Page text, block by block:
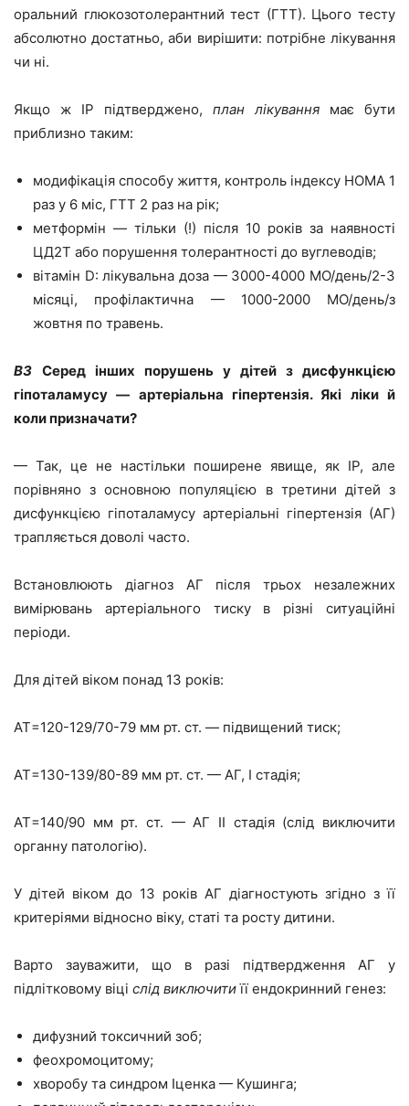
оральний глюкозотолерантний тест (ГТТ). Цього тесту
абсолютно достатньо, аби вирішити: потрібне лікування
чи ні.
Якщо ж ІР підтверджено, план лікування має бути
приблизно таким:
модифікація способу життя, контроль індексу НОМА 1
раз у 6 міс, ГТТ 2 раз на рік;
метформін — тільки (!) після 10 років за наявності
ЦД2Т або порушення толерантності до вуглеводів;
вітамін D: лікувальна доза — 3000-4000 МО/день/2-3
місяці, профілактична — 1000-2000 МО/день/з
жовтня по травень.
ВЗ Серед інших порушень у дітей з дисфункцією
гіпоталамусу — артеріальна гіпертензія. Які ліки й
коли призначати?
— Так, це не настільки поширене явище, як ІР, але
порівняно з основною популяцією в третини дітей з
дисфункцією гіпоталамусу артеріальні гіпертензія (АГ)
трапляється доволі часто.
Встановлюють діагноз АГ після трьох незалежних
вимірювань артеріального тиску в різні ситуаційні
періоди.
Для дітей віком понад 13 років:
АТ=120-129/70-79 мм рт. ст. — підвищений тиск;
АТ=130-139/80-89 мм рт. ст. — АГ, I стадія;
АТ=140/90 мм рт. ст. — АГ II стадія (слід виключити
органну патологію).
У дітей віком до 13 років АГ діагностують згідно з її
критеріями відносно віку, статі та росту дитини.
Варто зауважити, що в разі підтвердження АГ у
підлітковому віці слід виключитиїї ендокринний генез:
дифузний токсичний зоб;
феохромоцитому;
хворобу та синдром Іценка — Кушинга;